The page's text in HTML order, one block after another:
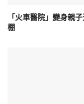
「火車醫院」變身親
棚